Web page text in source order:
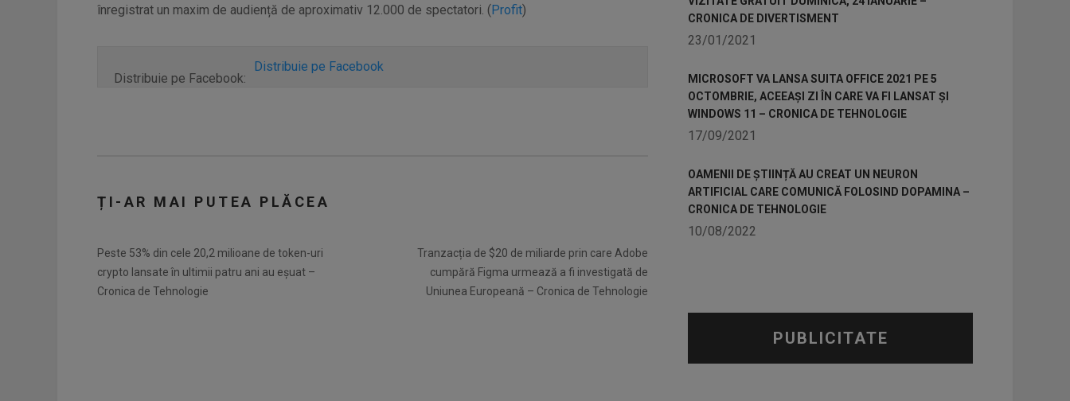
înregistrat un maxim de audiență de aproximativ 12.000 de spectatori. (Profit)
Distribuie pe Facebook:
Distribuie pe Facebook
ȚI-AR MAI PUTEA PLĂCEA
Peste 53% din cele 20,2 milioane de token-uri
crypto lansate în ultimii patru ani au eșuat –
Cronica de Tehnologie
Tranzacția de $20 de miliarde prin care Adobe
cumpără Figma urmează a fi investigată de
Uniunea Europeană – Cronica de Tehnologie
CRONICA DE DIVERTISMENT
23/01/2021
MICROSOFT VA LANSA SUITA OFFICE 2021 PE 5
OCTOMBRIE, ACEEAȘI ZI ÎN CARE VA FI LANSAT ȘI
WINDOWS 11 – CRONICA DE TEHNOLOGIE
17/09/2021
OAMENII DE ȘTIINȚĂ AU CREAT UN NEURON
ARTIFICIAL CARE COMUNICĂ FOLOSIND DOPAMINA –
CRONICA DE TEHNOLOGIE
10/08/2022
PUBLICITATE